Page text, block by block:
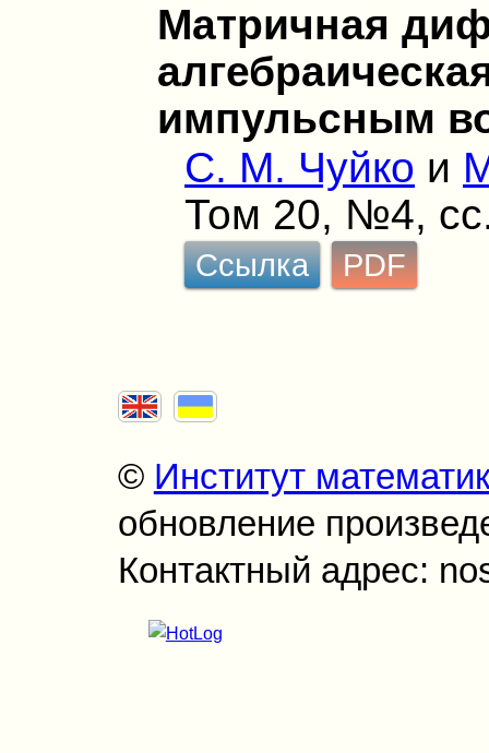
Матричная
импульсным
С. М. Чуйко и
Том 20, №4,
Ссылка PDF
© Институт
обновление
Контактный адрес: